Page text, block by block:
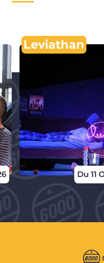
Du 11
Leviathan